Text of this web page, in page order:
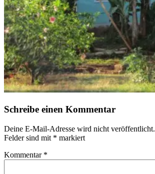
Schreibe einen Kommentar
Deine E-Mail-Adresse wird nicht veröffentlicht.
Felder sind mit * markiert
Kommentar *